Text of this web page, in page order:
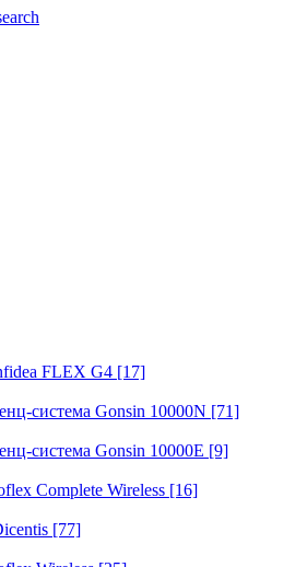
FLEX G4 [17]
система Gonsin 10000N [71]
система Gonsin 10000E [9]
Complete Wireless [16]
[77]